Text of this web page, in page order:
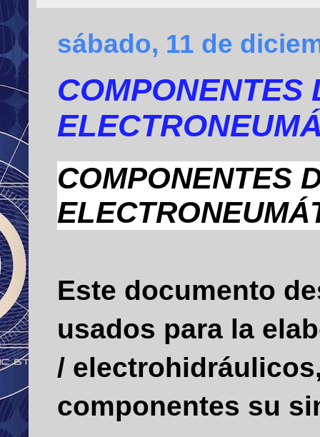
sábado, 11 de
COMPONENTES
COMPONENTES
Este documento
usados para la
/
componentes su